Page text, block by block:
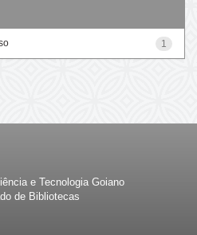
1
e Tecnologia Goiano
de Bibliotecas